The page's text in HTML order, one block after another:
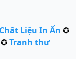
Chất Liệu In Ấn ✪
✪Tranh thư